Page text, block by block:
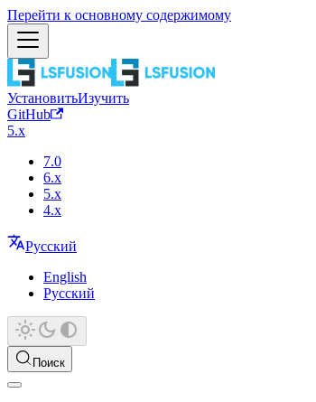
Перейти к основному содержимому
УстановитьИзучить
GitHub
5.x
7.0
6.x
5.x
4.x
Русский
English
Русский
Поиск